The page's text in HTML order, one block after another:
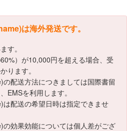
は海外発送です。
す。
）が10,000円を超える場合、受
ります。
配送方法につきましては国際書留
EMSを利用します。
配送の希望日時は指定できませ
効果効能については個人差がござ